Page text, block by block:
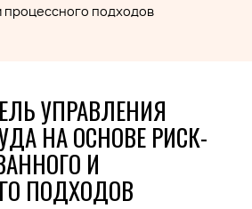
процессного подходов
УПРАВЛЕНИЯ
НА ОСНОВЕ РИСК-
И
ПОДХОДОВ